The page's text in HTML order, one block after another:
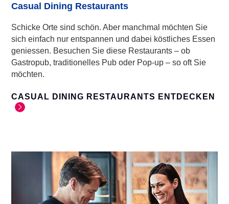
Casual Dining Restaurants
Schicke Orte sind schön. Aber manchmal möchten Sie
sich einfach nur entspannen und dabei köstliches Essen
geniessen. Besuchen Sie diese Restaurants – ob
Gastropub, traditionelles Pub oder Pop-up – so oft Sie
möchten.
CASUAL DINING RESTAURANTS ENTDECKEN